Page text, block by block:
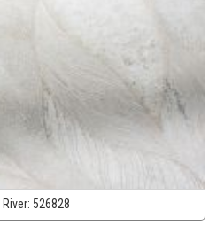
River: 526828